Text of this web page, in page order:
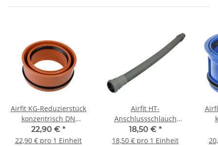
Airfit KG-Reduzierstück
konzentrisch DN
160/125 160125KG
22,90 € *
22,90 € pro 1 Einheit
Airfit HT-
Anschlussschlauch
DN50 x 750 mm
Spitzende DN40|50
18,50 € *
18,50 € pro 1 Einheit